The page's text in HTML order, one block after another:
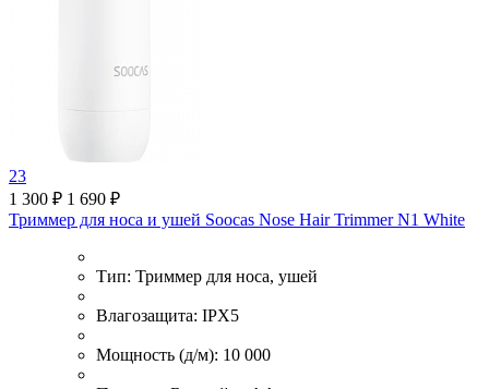
23
1 300 ₽ 1 690 ₽
Триммер для носа и ушей Soocas Nose Hair Trimmer N1 White
Тип: Триммер для носа, ушей
Влагозащита: IPX5
Мощность (д/м): 10 000